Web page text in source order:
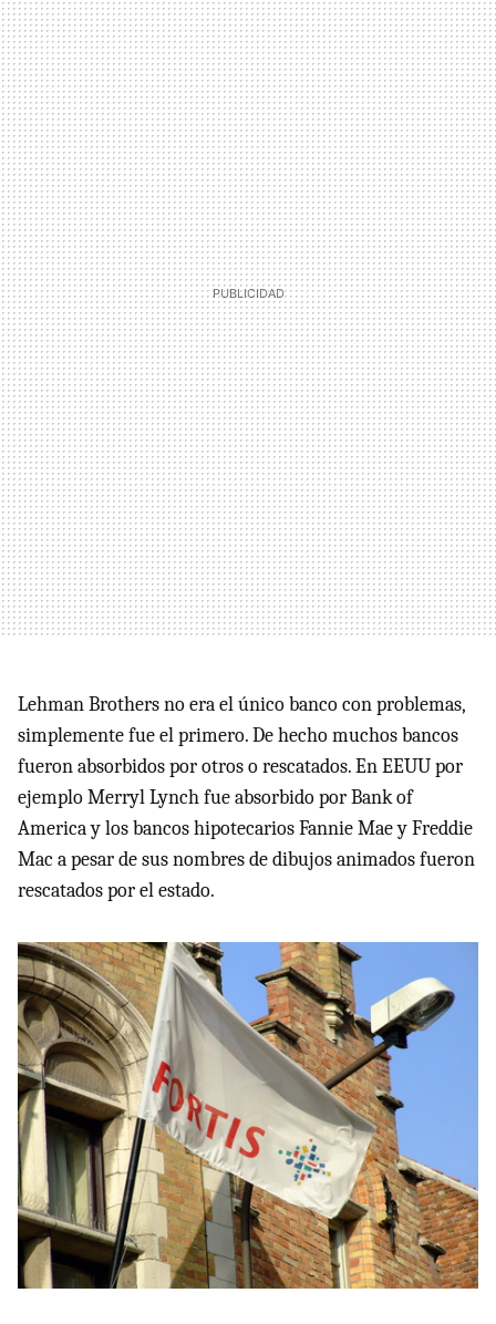
Lehman Brothers no era el único banco con problemas,
simplemente fue el primero. De hecho muchos bancos
fueron absorbidos por otros o rescatados. En EEUU por
ejemplo Merryl Lynch fue absorbido por Bank of
America y los bancos hipotecarios Fannie Mae y Freddie
Mac a pesar de sus nombres de dibujos animados fueron
rescatados por el estado.